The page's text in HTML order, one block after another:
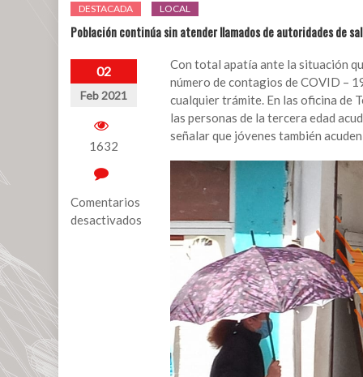
DESTACADA LOCAL
Población continúa sin atender llamados de autoridades de
02
Feb 2021
1632
Comentarios
desactivados
Con total apatía ante la situación
número de contagios de COVID –
cualquier trámite. En las oficina de
las personas de la tercera edad
señalar que jóvenes también